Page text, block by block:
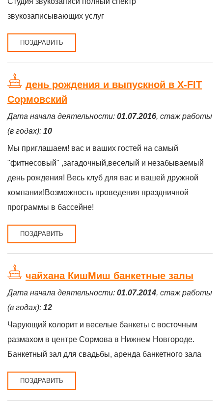
звукозаписывающих услуг
ПОЗДРАВИТЬ
день рождения и выпускной в X-FIT
Сормовский
Дата начала деятельности: 01.07.2016, стаж работы
(в годах): 10
Мы приглашаем! вас и ваших гостей на самый
"фитнесовый" ,загадочный,веселый и незабываемый
день рождения! Весь клуб для вас и вашей дружной
компании!Возможность проведения праздничной
программы в бассейне!
ПОЗДРАВИТЬ
чайхана КишМиш банкетные залы
Дата начала деятельности: 01.07.2014, стаж работы
(в годах): 12
Чарующий колорит и веселые банкеты с восточным
размахом в центре Сормова в Нижнем Новгороде.
Банкетный зал для свадьбы, аренда банкетного зала
ПОЗДРАВИТЬ